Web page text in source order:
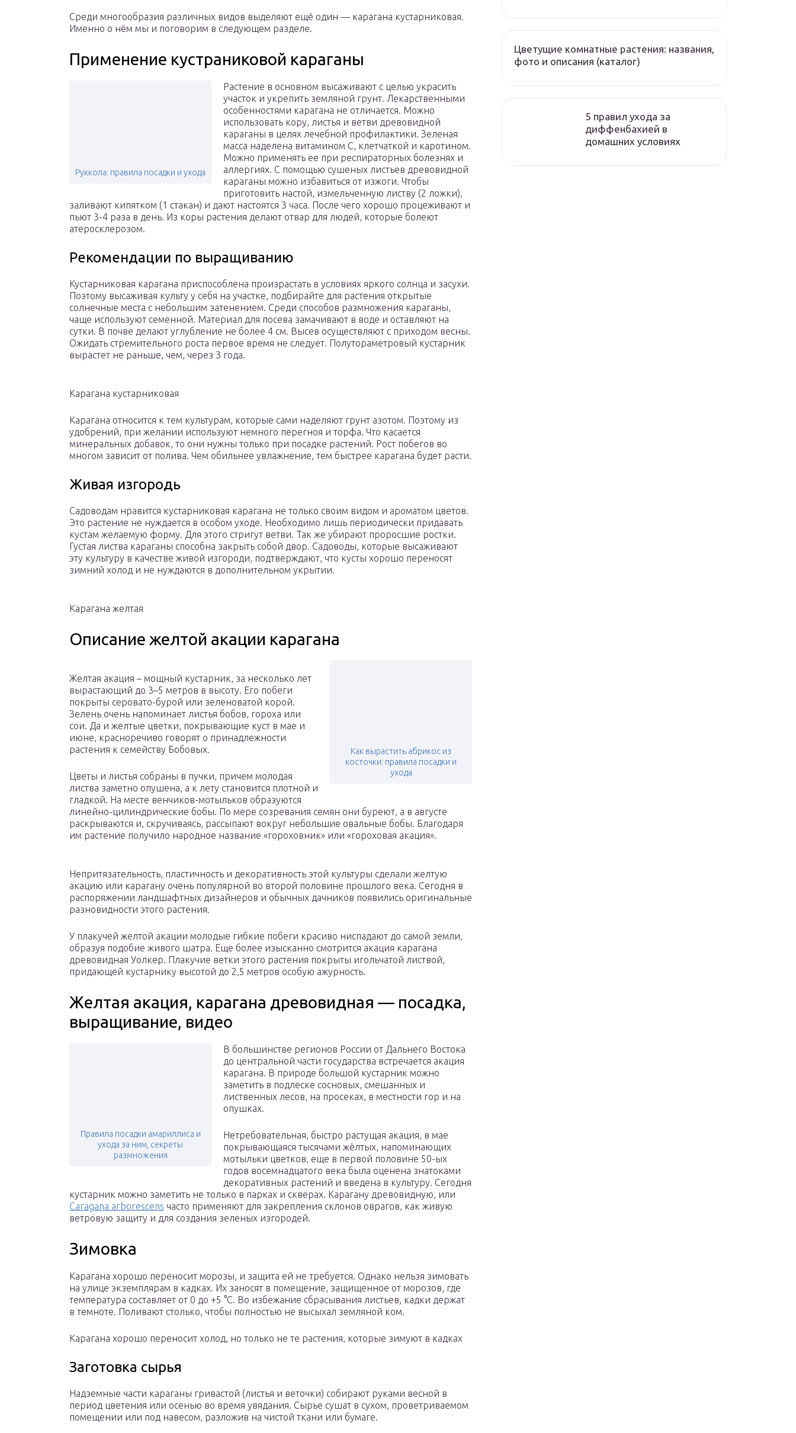
Среди многообразия различных видов выделяют ещё один — карагана кустарниковая.
Именно о нём мы и поговорим в следующем разделе.
Применение кустраниковой караганы
Руккола: правила посадки и ухода
Растение в основном высаживают с целью украсить
участок и укрепить земляной грунт. Лекарственными
особенностями карагана не отличается. Можно
использовать кору, листья и ветви древовидной
караганы в целях лечебной профилактики. Зеленая
масса наделена витамином С, клетчаткой и каротином.
Можно применять ее при респираторных болезнях и
аллергиях. С помощью сушеных листьев древовидной
караганы можно избавиться от изжоги. Чтобы
приготовить настой, измельченную листву (2 ложки),
заливают кипятком (1 стакан) и дают настоятся 3 часа. После чего хорошо процеживают и
пьют 3-4 раза в день. Из коры растения делают отвар для людей, которые болеют
атеросклерозом.
Рекомендации по выращиванию
Кустарниковая карагана приспособлена произрастать в условиях яркого солнца и засухи.
Поэтому высаживая культу у себя на участке, подбирайте для растения открытые
солнечные места с небольшим затенением. Среди способов размножения караганы,
чаще используют семенной. Материал для посева замачивают в воде и оставляют на
сутки. В почве делают углубление не более 4 см. Высев осуществляют с приходом весны.
Ожидать стремительного роста первое время не следует. Полутораметровый кустарник
вырастет не раньше, чем, через 3 года.
Карагана кустарниковая
Карагана относится к тем культурам, которые сами наделяют грунт азотом. Поэтому из
удобрений, при желании используют немного перегноя и торфа. Что касается
минеральных добавок, то они нужны только при посадке растений. Рост побегов во
многом зависит от полива. Чем обильнее увлажнение, тем быстрее карагана будет расти.
Живая изгородь
Садоводам нравится кустарниковая карагана не только своим видом и ароматом цветов.
Это растение не нуждается в особом уходе. Необходимо лишь периодически придавать
кустам желаемую форму. Для этого стригут ветви. Так же убирают проросшие ростки.
Густая листва караганы способна закрыть собой двор. Садоводы, которые высаживают
эту культуру в качестве живой изгороди, подтверждают, что кусты хорошо переносят
зимний холод и не нуждаются в дополнительном укрытии.
Карагана желтая
Описание желтой акации карагана
Как вырастить абрикос из
косточки: правила посадки и
ухода
Желтая акация – мощный кустарник, за несколько лет
вырастающий до 3–5 метров в высоту. Его побеги
покрыты серовато-бурой или зеленоватой корой.
Зелень очень напоминает листья бобов, гороха или
сои. Да и желтые цветки, покрывающие куст в мае и
июне, красноречиво говорят о принадлежности
растения к семейству Бобовых.
Цветы и листья собраны в пучки, причем молодая
листва заметно опушена, а к лету становится плотной и
гладкой. На месте венчиков-мотыльков образуются
линейно-цилиндрические бобы. По мере созревания семян они буреют, а в августе
раскрываются и, скручиваясь, рассыпают вокруг небольшие овальные бобы. Благодаря
им растение получило народное название «гороховник» или «гороховая акация».
Непритязательность, пластичность и декоративность этой культуры сделали желтую
акацию или карагану очень популярной во второй половине прошлого века. Сегодня в
распоряжении ландшафтных дизайнеров и обычных дачников появились оригинальные
разновидности этого растения.
У плакучей желтой акации молодые гибкие побеги красиво ниспадают до самой земли,
образуя подобие живого шатра. Еще более изысканно смотрится акация карагана
древовидная Уолкер. Плакучие ветки этого растения покрыты игольчатой листвой,
придающей кустарнику высотой до 2,5 метров особую ажурность.
Желтая акация, карагана древовидная — посадка,
выращивание, видео
Правила посадки амариллиса и
ухода за ним, секреты
размножения
В большинстве регионов России от Дальнего Востока
до центральной части государства встречается акация
карагана. В природе большой кустарник можно
заметить в подлеске сосновых, смешанных и
лиственных лесов, на просеках, в местности гор и на
опушках.
Нетребовательная, быстро растущая акация, в мае
покрывающаяся тысячами жёлтых, напоминающих
мотыльки цветков, еще в первой половине 50-ых
годов восемнадцатого века была оценена знатоками
декоративных растений и введена в культуру. Сегодня
кустарник можно заметить не только в парках и скверах. Карагану древовидную, или
Caragana arborescens часто применяют для закрепления склонов оврагов, как живую
ветровую защиту и для создания зеленых изгородей.
Зимовка
Карагана хорошо переносит морозы, и защита ей не требуется. Однако нельзя зимовать
на улице экземплярам в кадках. Их заносят в помещение, защищенное от морозов, где
температура составляет от 0 до +5 °С. Во избежание сбрасывания листьев, кадки держат
в темноте. Поливают столько, чтобы полностью не высыхал земляной ком.
Карагана хорошо переносит холод, но только не те растения, которые зимуют в кадках
Заготовка сырья
Надземные части караганы гривастой (листья и веточки) собирают руками весной в
период цветения или осенью во время увядания. Сырье сушат в сухом, проветриваемом
помещении или под навесом, разложив на чистой ткани или бумаге.
Цветущие комнатные растения: названия,
фото и описания (каталог)
5 правил ухода за
диффенбахией в
домашних условиях